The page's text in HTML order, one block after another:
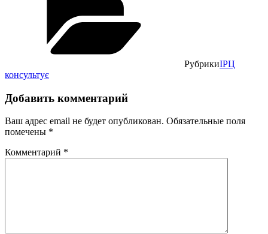
РубрикиІРЦ
консультує
Добавить комментарий
Ваш адрес email не будет опубликован. Обязательные поля
помечены *
Комментарий *